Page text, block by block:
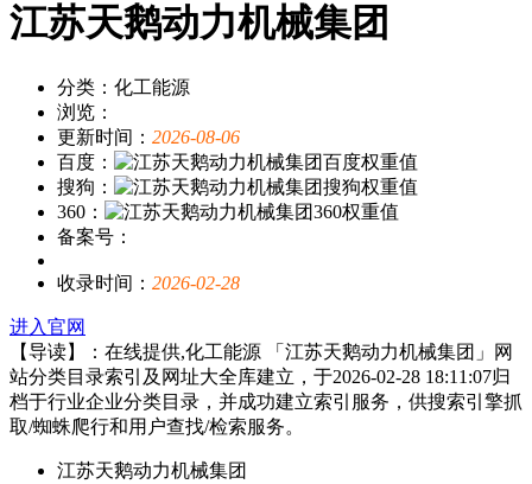
江苏天鹅动力机械集团
分类：化工能源
浏览：
更新时间： 2026-08-06
百度：
搜狗：
360：
备案号：
收录时间： 2026-02-28
进入官网
【导读】：在线提供,化工能源 「江苏天鹅动力机械集团」网
站分类目录索引及网址大全库建立，于2026-02-28 18:11:07归
档于行业企业分类目录，并成功建立索引服务，供搜索引擎抓
取/蜘蛛爬行和用户查找/检索服务。
江苏天鹅动力机械集团